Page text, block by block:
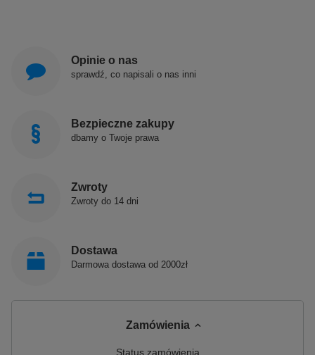
Opinie o nas
sprawdź, co napisali o nas inni
Bezpieczne zakupy
dbamy o Twoje prawa
Zwroty
Zwroty do 14 dni
Dostawa
Darmowa dostawa od 2000zł
Zamówienia
Status zamówienia